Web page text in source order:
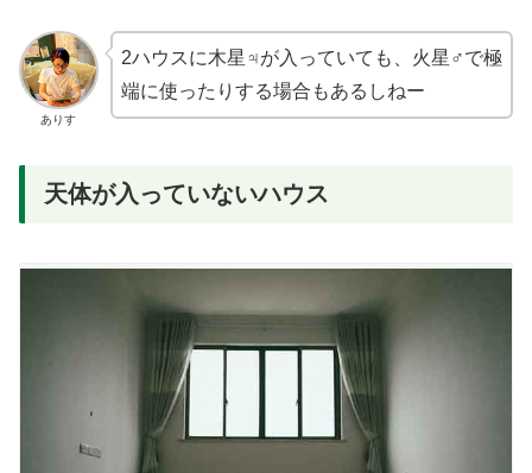
ありす
2ハウスに木星♃が入っていても、火星♂で極
端に使ったりする場合もあるしねー
天体が入っていないハウス